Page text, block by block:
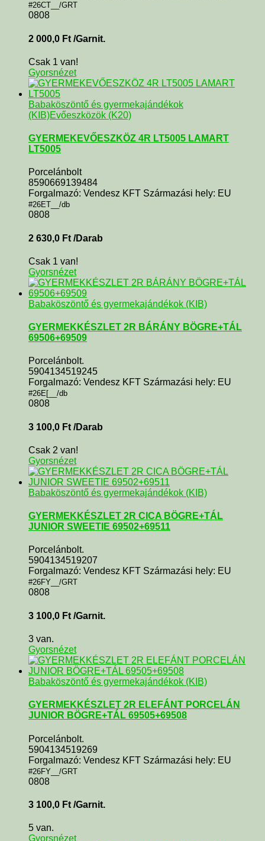
#26CT__/GRT
0808
2 000,0 Ft /Garnit.
Csak 1 van!
Gyorsnézet
Babaköszöntő és gyermekajándékok
(KIB)Evőeszközök (K20)
GYERMEKEVŐESZKÖZ 4R LT5005 LAMART
LT5005
Porcelánbolt
8590669139484
Forgalmazó: Vendesz KFT Származási hely: EU
#26ET__/db
0808
2 630,0 Ft /Darab
Csak 1 van!
Gyorsnézet
Babaköszöntő és gyermekajándékok (KIB)
GYERMEKKÉSZLET 2R BÁRÁNY BÖGRE+TÁL
69506+69509
Porcelánbolt.
5904134519245
Forgalmazó: Vendesz KFT Származási hely: EU
#26E[__/db
0808
3 100,0 Ft /Darab
Csak 2 van!
Gyorsnézet
Babaköszöntő és gyermekajándékok (KIB)
GYERMEKKÉSZLET 2R CICA BÖGRE+TÁL
JUNIOR SWEETIE 69502+69511
Porcelánbolt.
5904134519207
Forgalmazó: Vendesz KFT Származási hely: EU
#26FY__/GRT
0808
3 100,0 Ft /Garnit.
3 van.
Gyorsnézet
Babaköszöntő és gyermekajándékok (KIB)
GYERMEKKÉSZLET 2R ELEFÁNT PORCELÁN
JUNIOR BÖGRE+TÁL 69505+69508
Porcelánbolt.
5904134519269
Forgalmazó: Vendesz KFT Származási hely: EU
#26FY__/GRT
0808
3 100,0 Ft /Garnit.
5 van.
Gyorsnézet